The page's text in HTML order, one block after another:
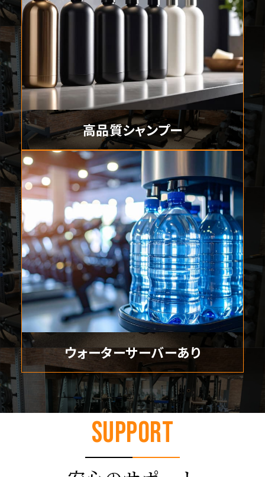
高品質シャンプー
ウォーターサーバーあり
SUPPORT